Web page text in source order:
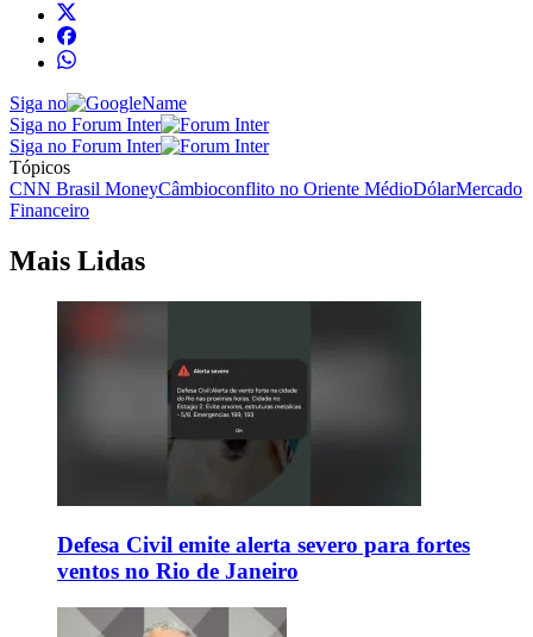
Siga no
Siga no Forum Inter
Siga no Forum Inter
Tópicos
CNN Brasil MoneyCâmbioconflito no Oriente MédioDólarMercado
Financeiro
Mais Lidas
Defesa Civil emite alerta severo para fortes
ventos no Rio de Janeiro